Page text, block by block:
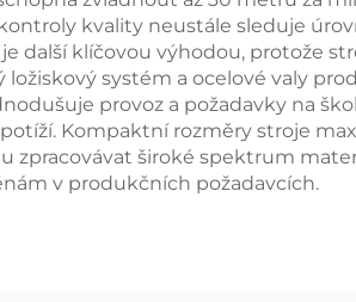
kvality neustále sleduje
klíčovou výhodou, protože
systém a ocelové valy
provoz a požadavky na
Kompaktní rozměry stroje
zpracovávat široké spektrum
v produkčních požadavcích.